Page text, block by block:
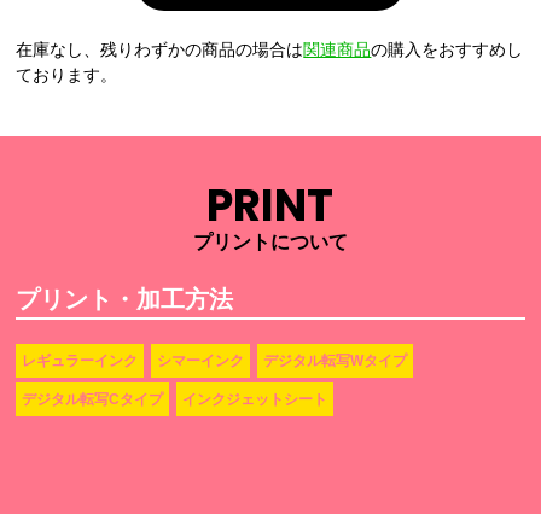
在庫なし、残りわずかの商品の場合は関連商品の購入をおすすめし
ております。
PRINT
プリントについて
プリント・加工方法
レギュラーインク シマーインク デジタル転写Wタイプ
デジタル転写Cタイプ インクジェットシート